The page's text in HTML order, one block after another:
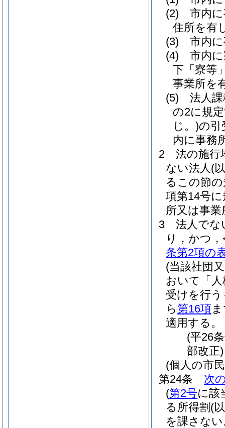
(2)
市内
住所を有
(3)
市内
(4)
市内
下「寮等
事業所を
(5)
法人
の2に規
じ。)の引
内に事務
2
法の施行
ない法人(
るこの節
項第14号
所又は事
3
法人でな
り，かつ
条第2項の
(当該社団
おいて「
受けを行
ら第16項
適用する。
(平26
部改正)
(個人の市
第24条
次
(第2号に該
る所得割 (
を課さな